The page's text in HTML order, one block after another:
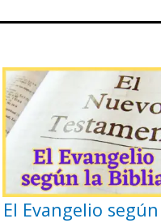
El Evangelio